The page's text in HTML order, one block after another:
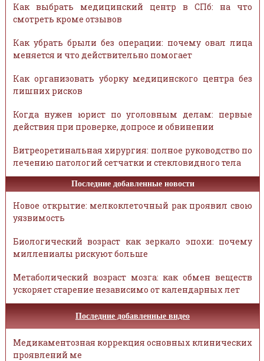
Как выбрать медицинский центр в СПб: на что
смотреть кроме отзывов
Как убрать брыли без операции: почему овал лица
меняется и что действительно помогает
Как организовать уборку медицинского центра без
лишних рисков
Когда нужен юрист по уголовным делам: первые
действия при проверке, допросе и обвинении
Витреоретинальная хирургия: полное руководство по
лечению патологий сетчатки и стекловидного тела
Последние добавленные новости
Новое открытие: мелкоклеточный рак проявил свою
уязвимость
Биологический возраст как зеркало эпохи: почему
миллениалы рискуют больше
Метаболический возраст мозга: как обмен веществ
ускоряет старение независимо от календарных лет
Последние добавленные видео
Медикаментозная коррекция основных клинических
проявлений ме